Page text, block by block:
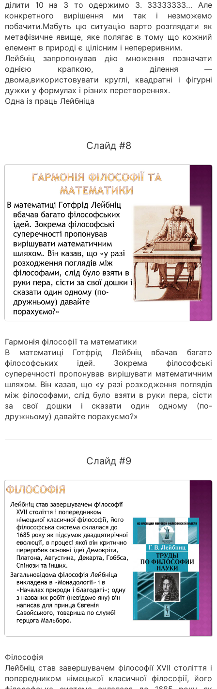
ділити 10 на 3 то одержимо 3. 33333333… Але
конкретного вирішення ми так і незможемо
побачити.Мабуть цю ситуацію варто розглядати як
метафізичне явище, яке полягає в тому що кожний
елемент в природі є цілісним і непереривним.
Лейбніц запропонував дію множення позначати
однією крапкою, а ділення —
двома,використовувати круглі, квадратні і фігурні
дужки у формулах і різних перетвореннях.
Одна із праць Лейбніца
Слайд #8
Гармонія філософії та математики
В математиці Готфрід Лейбніц вбачав багато
філософських ідей. Зокрема філософські
суперечності пропонував вирішувати математичним
шляхом. Він казав, що «у разі розходження поглядів
між філософами, слід було взяти в руки пера, сісти
за свої дошки і сказати один одному (по-
дружньому) давайте порахуємо?»
Слайд #9
Філософія
Лейбніц став завершувачем філософії XVII століття і
попередником німецької класичної філософії, його